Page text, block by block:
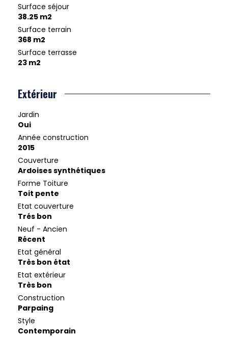
Surface séjour
38.25 m2
Surface terrain
368 m2
Surface terrasse
23 m2
Extérieur
Jardin
Oui
Année construction
2015
Couverture
Ardoises synthétiques
Forme Toiture
Toit pente
Etat couverture
Trés bon
Neuf - Ancien
Récent
Etat général
Très bon état
Etat extérieur
Très bon
Construction
Parpaing
Style
Contemporain